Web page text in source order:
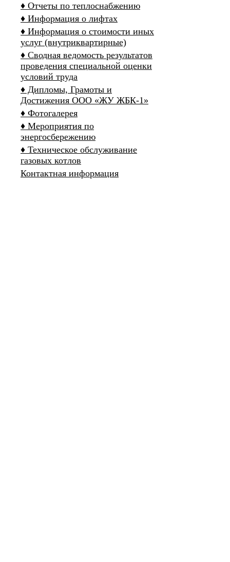
♦ Отчеты по теплоснабжению
♦ Информация о лифтах
♦ Информация о стоимости иных
услуг (внутриквартирные)
♦ Сводная ведомость результатов
проведения специальной оценки
условий труда
♦ Дипломы, Грамоты и
Достижения ООО «ЖУ ЖБК-1»
♦ Фотогалерея
♦ Мероприятия по
энергосбережению
♦ Техническое обслуживание
газовых котлов
Контактная информация